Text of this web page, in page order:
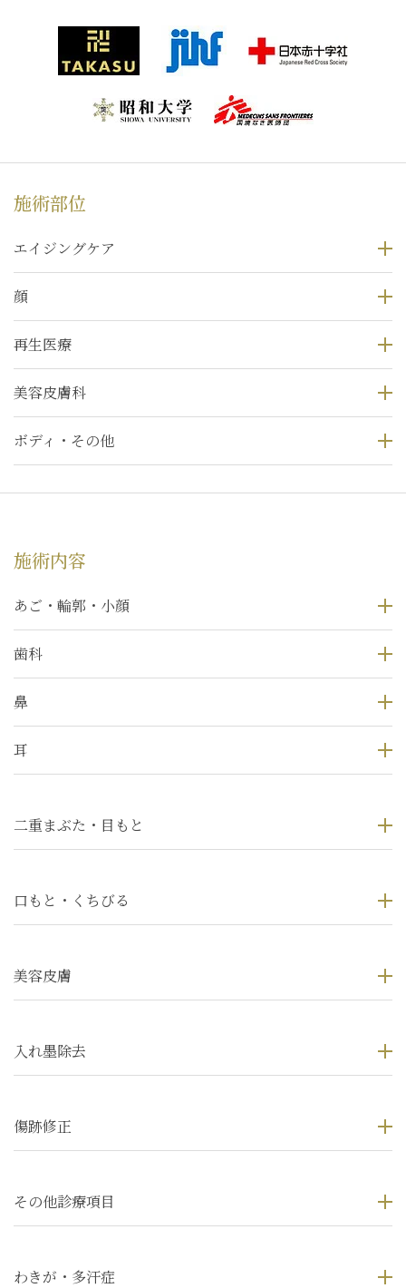
施術部位
エイジングケア
顔
再生医療
美容皮膚科
ボディ・その他
施術内容
あご・輪郭・小顔
歯科
鼻
耳
二重まぶた・目もと
口もと・くちびる
美容皮膚
入れ墨除去
傷跡修正
その他診療項目
わきが・多汗症